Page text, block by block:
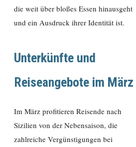
die weit über bloßes Essen hinausgeht
und ein Ausdruck ihrer Identität ist.
Unterkünfte und
Reiseangebote im März
Im März profitieren Reisende nach
Sizilien von der Nebensaison, die
zahlreiche Vergünstigungen bei